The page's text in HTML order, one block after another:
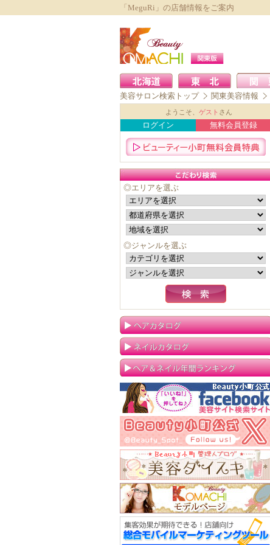
「MeguRi」の店舗情報をご案内
美容サロン検索トップ 関東美容情報
ようこそ、 ゲスト さん
ログイン 無料会員登録
◎エリアを選ぶ
◎ジャンルを選ぶ